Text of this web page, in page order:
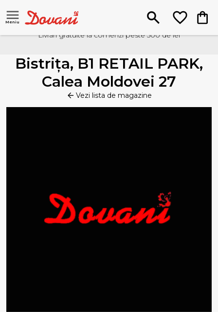
Meniu
Livrari gratuite la comenzi peste 500 de lei
Bistrița, B1 RETAIL PARK,
Calea Moldovei 27
Vezi lista de magazine